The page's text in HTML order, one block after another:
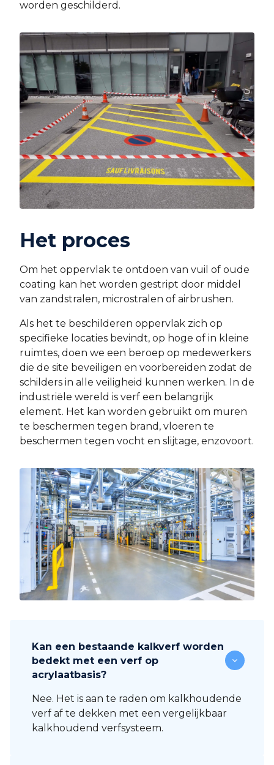
worden geschilderd.
Het proces
Om het oppervlak te ontdoen van vuil of oude
coating kan het worden gestript door middel
van zandstralen, microstralen of airbrushen.
Als het te beschilderen oppervlak zich op
specifieke locaties bevindt, op hoge of in kleine
ruimtes, doen we een beroep op medewerkers
die de site beveiligen en voorbereiden zodat de
schilders in alle veiligheid kunnen werken. In de
industriële wereld is verf een belangrijk
element. Het kan worden gebruikt om muren
te beschermen tegen brand, vloeren te
beschermen tegen vocht en slijtage, enzovoort.
Kan een bestaande kalkverf worden
bedekt met een verf op
acrylaatbasis?
Nee. Het is aan te raden om kalkhoudende
verf af te dekken met een vergelijkbaar
kalkhoudend verfsysteem.